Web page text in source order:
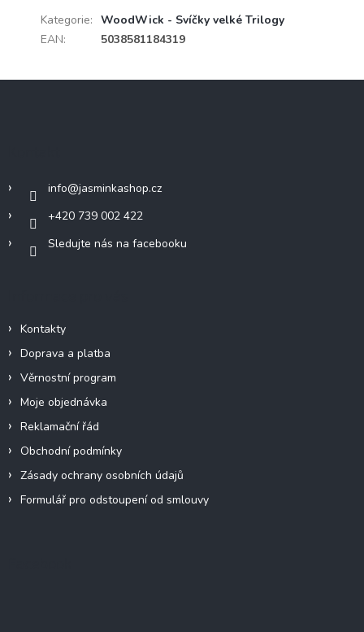
Kategorie: WoodWick - Svíčky velké Trilogy
EAN: 5038581184319
info@jasminkashop.cz
+420 739 002 422
Sledujte nás na facebooku
Kontakty
Doprava a platba
Věrnostní program
Moje objednávka
Reklamační řád
Obchodní podmínky
Zásady ochrany osobních údajů
Formulář pro odstoupení od smlouvy